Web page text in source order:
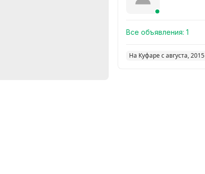
Все объявления: 1
На Куфаре с августа, 2015